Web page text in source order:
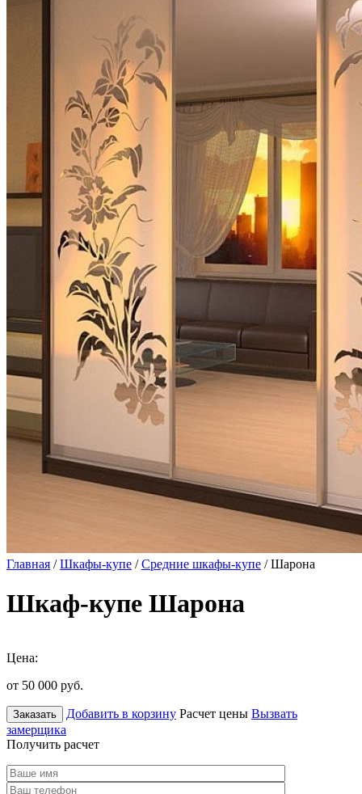
Главная /Шкафы-купе /Средние шкафы-купе / Шарона
Шкаф-купе Шарона
Цена:
от 50 000 руб.
Заказать Добавить в корзину Расчет цены Вызвать
замерщика
Получить расчет